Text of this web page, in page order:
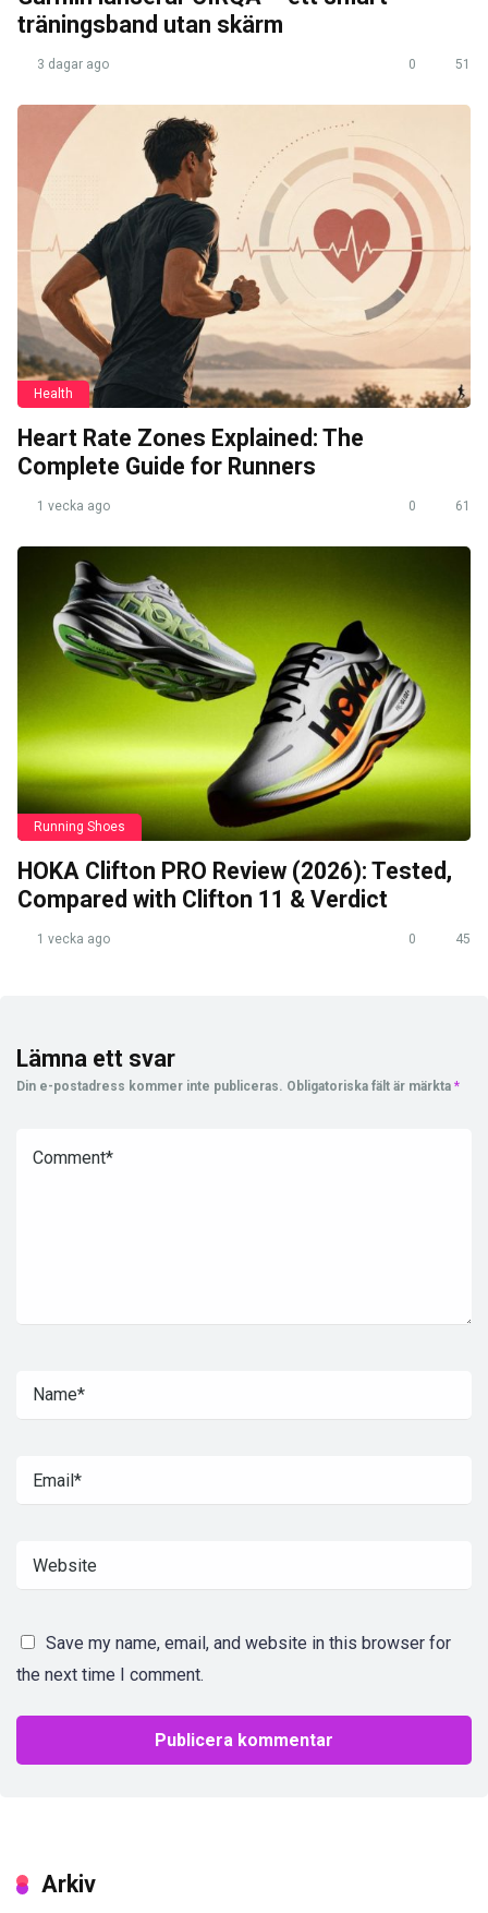
träningsband utan skärm
3 dagar ago 0 51
Health
Heart Rate Zones Explained: The
Complete Guide for Runners
1 vecka ago 0 61
Running Shoes
HOKA Clifton PRO Review (2026): Tested,
Compared with Clifton 11 & Verdict
1 vecka ago 0 45
Lämna ett svar
Din e-postadress kommer inte publiceras. Obligatoriska fält är märkta *
Save my name, email, and website in this browser for
the next time I comment.
Arkiv